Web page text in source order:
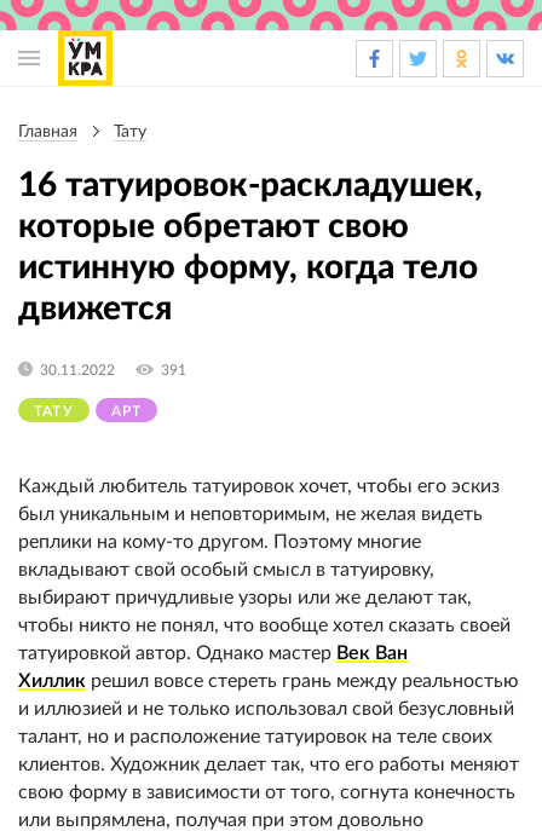
навигации
Главная Тату
16 татуировок-раскладушек,
которые обретают свою
истинную форму, когда тело
движется
ТАТУ АРТ
30.11.2022 391
Каждый любитель татуировок хочет, чтобы его эскиз
был уникальным и неповторимым, не желая видеть
реплики на кому-то другом. Поэтому многие
вкладывают свой особый смысл в татуировку,
выбирают причудливые узоры или же делают так,
чтобы никто не понял, что вообще хотел сказать своей
татуировкой автор. Однако мастер Век Ван
Хиллик решил вовсе стереть грань между реальностью
и иллюзией и не только использовал свой безусловный
талант, но и расположение татуировок на теле своих
клиентов. Художник делает так, что его работы меняют
свою форму в зависимости от того, согнута конечность
или выпрямлена, получая при этом довольно